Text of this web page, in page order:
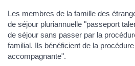
Les membres de la famille des
de séjour pluriannuelle "passeport
de séjour sans passer par la
familial. Ils bénéficient de la
accompagnante".